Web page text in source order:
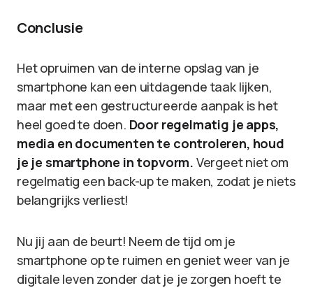
Conclusie
Het opruimen van de interne opslag van je
smartphone kan een uitdagende taak lijken,
maar met een gestructureerde aanpak is het
heel goed te doen. Door regelmatig je apps,
media en documenten te controleren, houd
je je smartphone in topvorm. Vergeet niet om
regelmatig een back-up te maken, zodat je niets
belangrijks verliest!
Nu jij aan de beurt! Neem de tijd om je
smartphone op te ruimen en geniet weer van je
digitale leven zonder dat je je zorgen hoeft te